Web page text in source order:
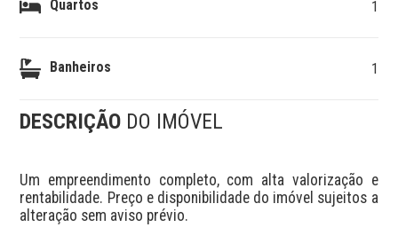
Quartos 1
Banheiros 1
DESCRIÇÃO DO IMÓVEL
Um empreendimento completo, com alta valorização e
rentabilidade. Preço e disponibilidade do imóvel sujeitos a
alteração sem aviso prévio.